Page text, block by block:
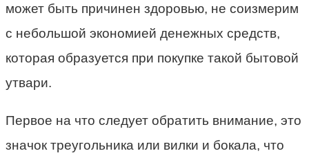
может быть причинен здоровью, не соизмерим
с небольшой экономией денежных средств,
которая образуется при покупке такой бытовой
утвари.
Первое на что следует обратить внимание, это
значок треугольника или вилки и бокала, что